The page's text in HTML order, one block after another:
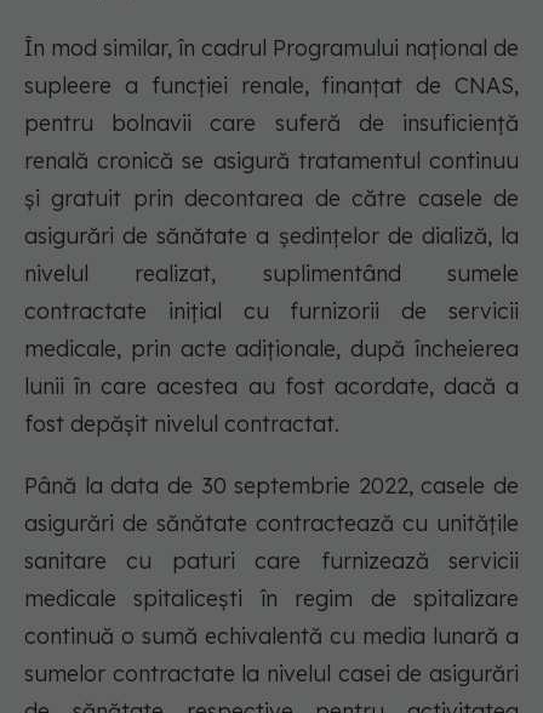
În mod similar, în cadrul Programului național de
supleere a funcției renale, finanțat de CNAS,
pentru bolnavii care suferă de insuficiență
renală cronică se asigură tratamentul continuu
și gratuit prin decontarea de către casele de
asigurări de sănătate a ședințelor de dializă, la
nivelul realizat, suplimentând sumele
contractate inițial cu furnizorii de servicii
medicale, prin acte adiționale, după încheierea
lunii în care acestea au fost acordate, dacă a
fost depășit nivelul contractat.
Până la data de 30 septembrie 2022, casele de
asigurări de sănătate contractează cu unitățile
sanitare cu paturi care furnizează servicii
medicale spitalicești în regim de spitalizare
continuă o sumă echivalentă cu media lunară a
sumelor contractate la nivelul casei de asigurări